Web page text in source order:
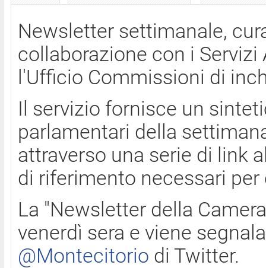
Newsletter settimanale,
collaborazione con i
l'Ufficio Commissioni di
Il servizio fornisce un
parlamentari della
attraverso una serie di link
di riferimento necessari
La "Newsletter della
venerdì sera e viene
@Montecitorio di Twitter.